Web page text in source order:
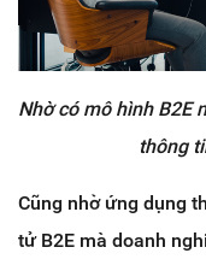
Nhờ có mô hình B2E
thông
Cũng nhờ ứng dụng
tử B2E mà doanh